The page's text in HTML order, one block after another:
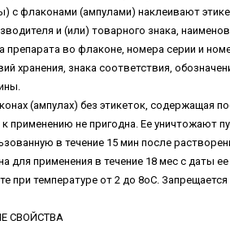
с флаконами (ампулами) наклеивают
и (или) товарного знака,
препарата во флаконе, номера серии и
хранения, знака соответствия,
(ампулах) без этикеток, содержащая
применению не пригодна. Ее уничтожают
в течение 15 мин после
для применения в течение 18 мес с даты
при температуре от 2 до 8оС.
СВОЙСТВА